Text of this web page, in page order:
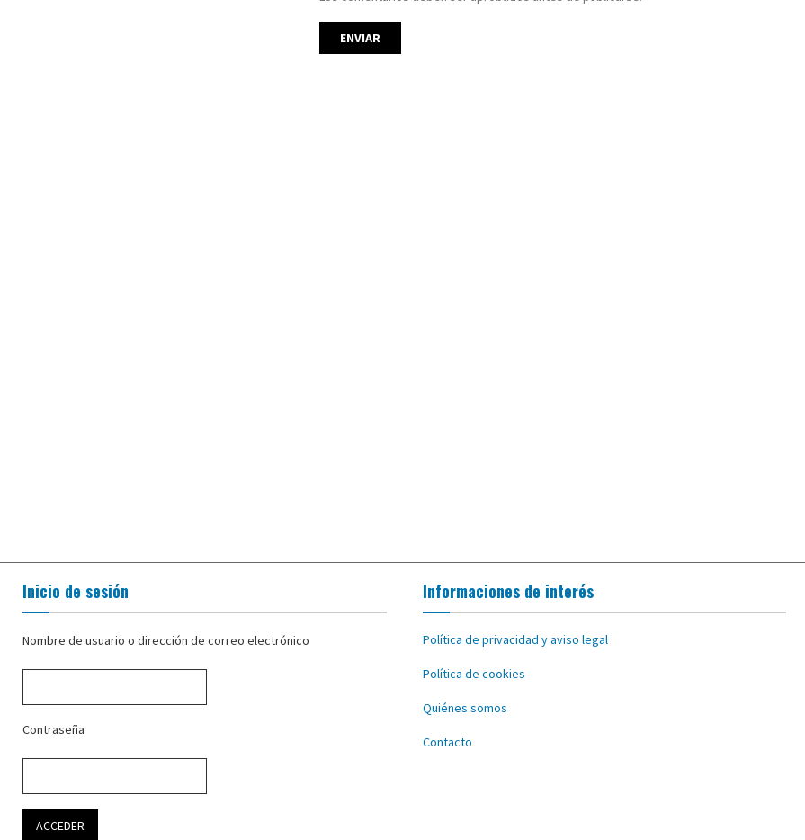
Inicio de sesión
Nombre de usuario o dirección de correo electrónico
Contraseña
Informaciones de interés
Política de privacidad y aviso legal
Política de cookies
Quiénes somos
Contacto